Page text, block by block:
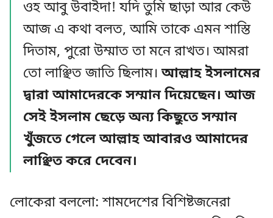
ওহ আবু উবাইদা! যদি তুমি ছাড়া আর কেউ
আজ এ কথা বলত, আমি তাকে এমন শাস্তি
দিতাম, পুরো উম্মাত তা মনে রাখত। আমরা
তো লাঞ্ছিত জাতি ছিলাম।আল্লাহ ইসলামের
দ্বারা আমাদেরকে সম্মান দিয়েছেন। আজ
সেই ইসলাম ছেড়ে অন্য কিছুতে সম্মান
খুঁজতে গেলে আল্লাহ আবারও আমাদের
লাঞ্ছিত করে দেবেন।
লোকেরা বললো: শামদেশের বিশিষ্টজনেরা